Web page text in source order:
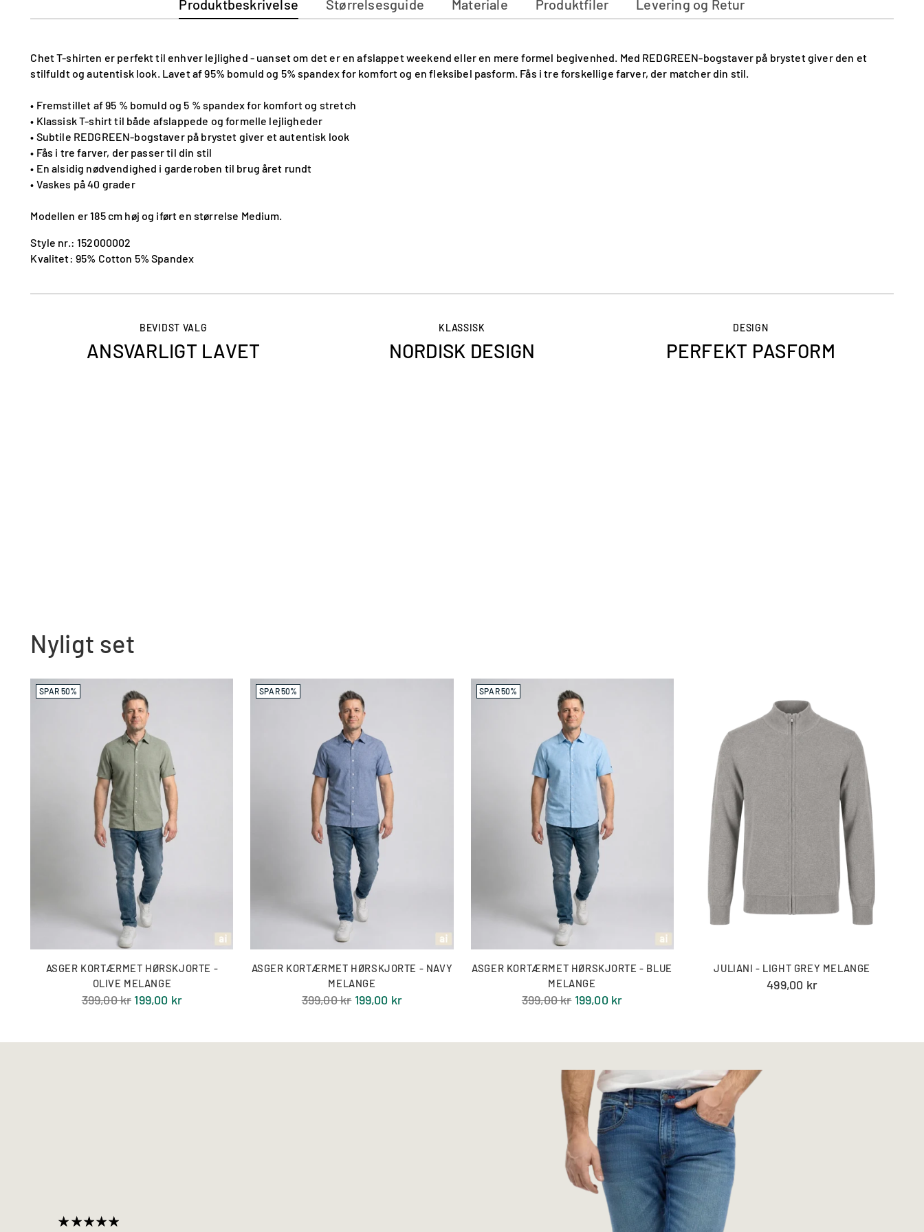
Produktbeskrivelse Størrelsesguide Materiale Produktfiler Levering og Retur
Chet T-shirten er perfekt til enhver lejlighed - uanset om det er en afslappet weekend eller en mere formel begivenhed. Med REDGREEN-bogstaver på brystet giver den et
stilfuldt og autentisk look. Lavet af 95% bomuld og 5% spandex for komfort og en fleksibel pasform. Fås i tre forskellige farver, der matcher din stil.
• Fremstillet af 95 % bomuld og 5 % spandex for komfort og stretch
• Klassisk T-shirt til både afslappede og formelle lejligheder
• Subtile REDGREEN-bogstaver på brystet giver et autentisk look
• Fås i tre farver, der passer til din stil
• En alsidig nødvendighed i garderoben til brug året rundt
• Vaskes på 40 grader
Modellen er 185 cm høj og iført en størrelse Medium.
Style nr.: 152000002
Kvalitet: 95% Cotton 5% Spandex
BEVIDST VALG
ANSVARLIGT LAVET
KLASSISK
NORDISK DESIGN
DESIGN
PERFEKT PASFORM
Nyligt set
SPAR 50%
ASGER KORTÆRMET HØRSKJORTE -
OLIVE MELANGE
Normal
399,00 kr 199,00 kr
SPAR 50%
ASGER KORTÆRMET HØRSKJORTE - NAVY
MELANGE
Normal
399,00 kr 199,00 kr
SPAR 50%
ASGER KORTÆRMET HØRSKJORTE - BLUE
MELANGE
Normal
399,00 kr 199,00 kr
JULIANI - LIGHT GREY MELANGE
499,00 kr